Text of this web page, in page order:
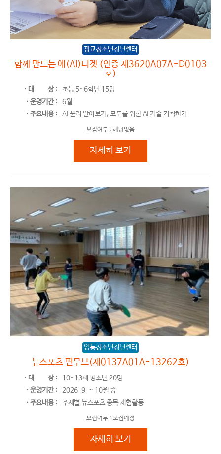
광교청소년청년센터
함께 만드는 에(AI)티켓 (인증 제3620A07A-D0103
호)
ㆍ대 상 :
초등 5~6학년 15명
ㆍ운영기간 :
6월
ㆍ주요내용 :
AI 윤리 알아보기, 모두를 위한 AI 기술 기획하기
모집여부 : 해당없음
함께 만드는 에(AI)티켓 (인증 제
자세히 보기
영통청소년청년센터
뉴스포츠 펀무브(제0137A01A-13262호)
ㆍ대 상 :
10~13세 청소년 20명
ㆍ운영기간 :
2026. 9. ~ 10월 중
ㆍ주요내용 :
주제별 뉴스포츠 종목 체험활동
모집여부 : 모집예정
뉴스포츠 펀무브(제0137A01A-
자세히 보기